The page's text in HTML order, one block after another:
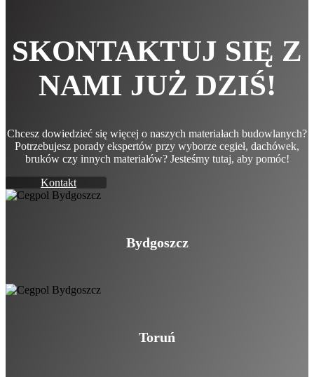
SKONTAKTUJ SIĘ Z
NAMI JUŻ DZIŚ!
Chcesz dowiedzieć się więcej o naszych materiałach budowlanych?
Potrzebujesz porady ekspertów przy wyborze cegieł, dachówek,
bruków czy innych materiałów? Jesteśmy tutaj, aby pomóc!
Kontakt
Bydgoszcz
Toruń